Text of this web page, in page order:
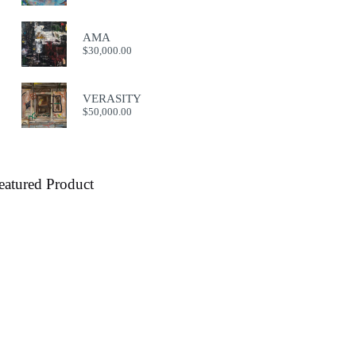
AMA
$30,000.00
VERASITY
$50,000.00
Product